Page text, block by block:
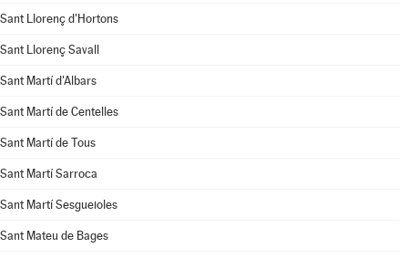
Sant Llorenç d'Hortons
Sant Llorenç Savall
Sant Martí d'Albars
Sant Martí de Centelles
Sant Martí de Tous
Sant Martí Sarroca
Sant Martí Sesgueioles
Sant Mateu de Bages